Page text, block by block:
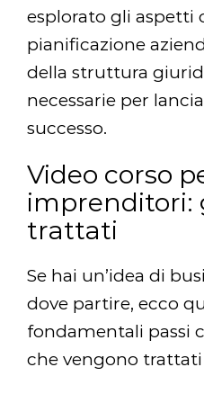
esplorato gli aspetti
pianificazione
della struttura
necessarie per
successo.
Video corso
imprenditori:
trattati
Se hai un’idea di
dove partire, ecco
fondamentali passi
che vengono